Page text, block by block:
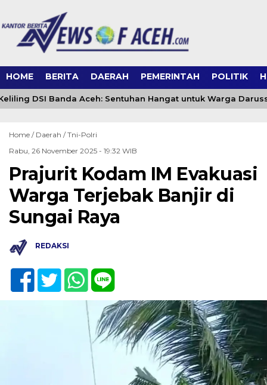
HOME BERITA DAERAH PEMERINTAH POLITIK
DSI Banda Aceh: Sentuhan Hangat untuk Warga
Home / Daerah /Tni-Polri
Rabu, 26 November 2025 - 19:32 WIB
Prajurit Kodam IM Evakuasi
Warga Terjebak Banjir di
Sungai Raya
REDAKSI